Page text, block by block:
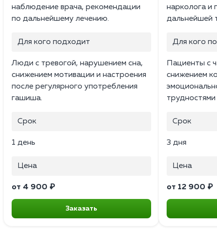
наблюдение врача, рекомендации
по дальнейшему лечению.
Для кого подходит
Люди с тревогой, нарушением сна,
снижением мотивации и настроения
после регулярного употребления
гашиша.
Срок
1 день
Цена
от 4 900 ₽
Заказать
нарколога и
дальнейшей
Для кого
Пациенты с
снижением
Срок
3 дня
Цена
от 12 900 ₽